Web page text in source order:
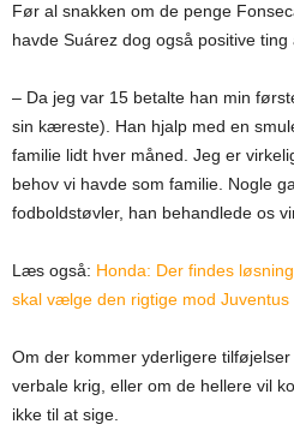
Før al snakken om de penge
havde Suárez dog også positive
– Da jeg var 15 betalte han min
sin kæreste). Han hjalp med en
familie lidt hver måned. Jeg er
behov vi havde som familie. Nogle
fodboldstøvler, han behandlede os
Læs også: Honda: Der findes
skal vælge den rigtige mod Juventus
Om der kommer yderligere
verbale krig, eller om de hellere vil
ikke til at sige.